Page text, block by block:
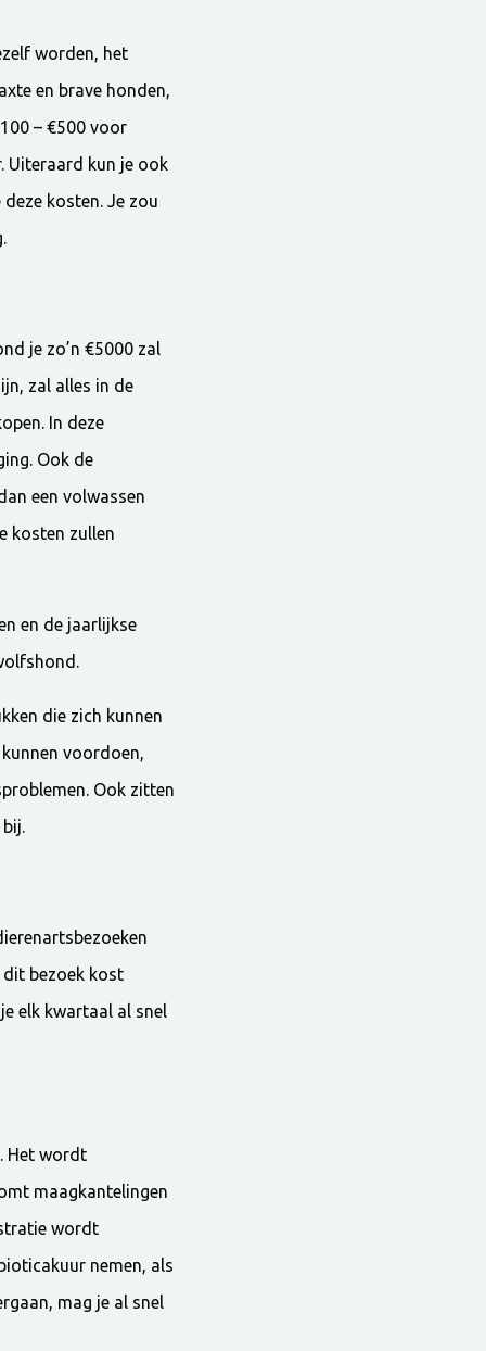
worden, het
en brave honden,
– €500 voor
Uiteraard kun je ook
kosten. Je zou
je zo’n €5000 zal
zal alles in de
In deze
Ook de
een volwassen
kosten zullen
en de jaarlijkse
die zich kunnen
voordoen,
Ook zitten
dit bezoek kost
elk kwartaal al snel
Het wordt
maagkantelingen
wordt
nemen, als
mag je al snel